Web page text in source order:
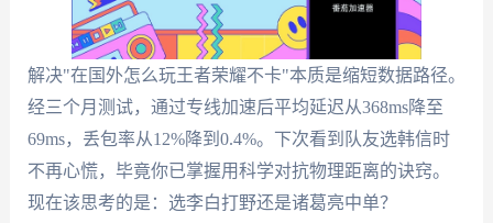
解决"在国外怎么玩王者荣耀不卡"本质是缩短数据路径。
经三个月测试，通过专线加速后平均延迟从368ms降至
69ms，丢包率从12%降到0.4%。下次看到队友选韩信时
不再心慌，毕竟你已掌握用科学对抗物理距离的诀窍。
现在该思考的是：选李白打野还是诸葛亮中单？